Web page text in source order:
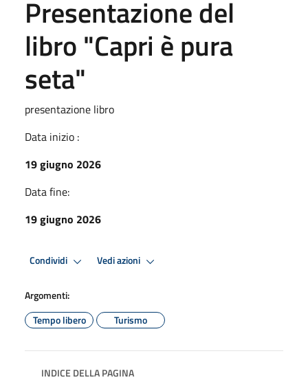
Presentazione del
libro "Capri è pura
seta"
presentazione libro
Data inizio :
19 giugno 2026
Data fine:
19 giugno 2026
Condividi Vedi azioni
Argomenti:
Tempo libero
Turismo
INDICE DELLA PAGINA